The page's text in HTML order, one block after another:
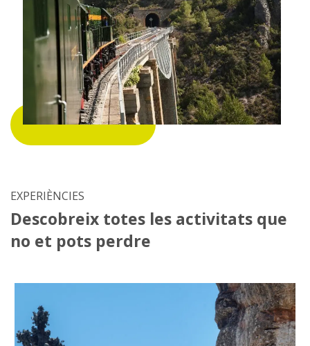
EXPERIÈNCIES
Descobreix totes les activitats que
no et pots perdre